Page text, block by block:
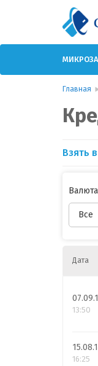
Главная
Взять
Валюта
Дата
13:50
16:25